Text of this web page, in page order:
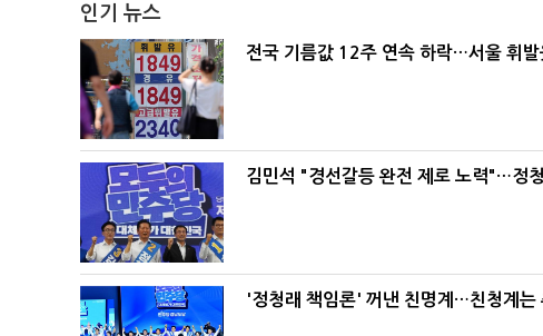
인기 뉴스
전국 기름값 12주 연속 하락…서울 휘
김민석 "경선갈등 완전 제로 노력"…정
'정청래 책임론' 꺼낸 친명계…친청계는